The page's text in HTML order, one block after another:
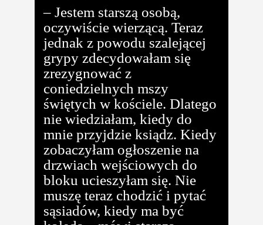
– Jestem starszą osobą,
oczywiście wierzącą. Teraz
jednak z powodu szalejącej
grypy zdecydowałam się
zrezygnować z
coniedzielnych mszy
świętych w kościele. Dlatego
nie wiedziałam, kiedy do
mnie przyjdzie ksiądz. Kiedy
zobaczyłam ogłoszenie na
drzwiach wejściowych do
bloku ucieszyłam się. Nie
muszę teraz chodzić i pytać
sąsiadów, kiedy ma być